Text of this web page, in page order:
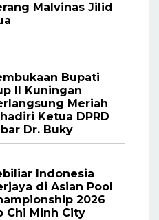
Malvinas Jilid
Bupati
II Kuningan
Meriah
Ketua DPRD
Dr. Buky
Indonesia
di Asian Pool
2026
Chi Minh City